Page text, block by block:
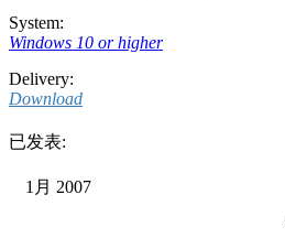
System:
Windows 10 or higher
Delivery:
Download
已发表:
1月 2007